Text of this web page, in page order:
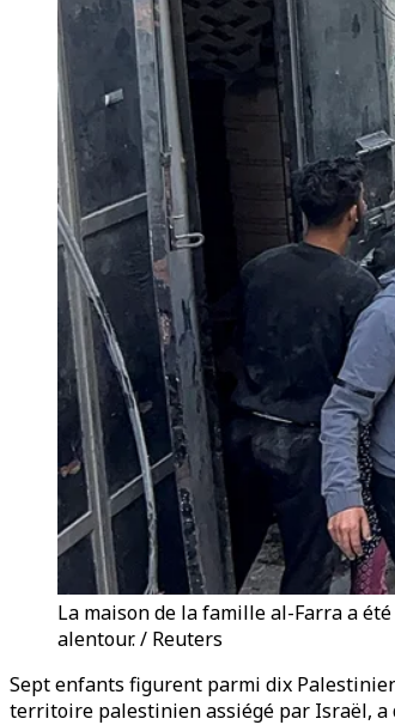
La maison de la famille al-Farra a
alentour. / Reuters
Sept enfants figurent parmi dix
territoire palestinien assiégé par Israël, a